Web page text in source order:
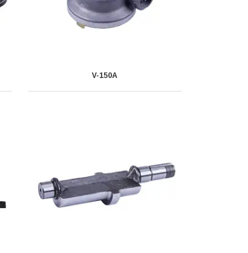
V-150A